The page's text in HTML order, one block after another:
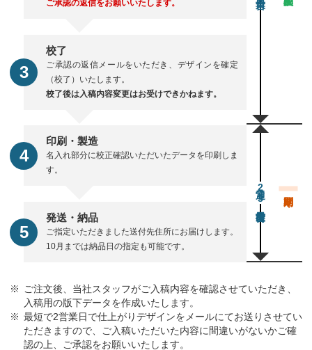
ご承認の返信をお願いいたします。
校了
ご承認の返信メールをいただき、デザインを確定
（校了）いたします。
校了後は入稿内容変更はお受けできかねます。
印刷・製造
名入れ部分に校正確認いただいたデータを印刷しま
す。
発送・納品
ご指定いただきました送付先住所にお届けします。
10月までは納品日の指定も可能です。
通常23営業日後出荷
ご注文後、当社スタッフがご入稿内容を確認させていただき、
入稿用の版下データを作成いたします。
最短で2営業日で仕上がりデザインをメールにてお送りさせてい
ただきますので、ご入稿いただいた内容に間違いがないかご確
認の上、ご承認をお願いいたします。